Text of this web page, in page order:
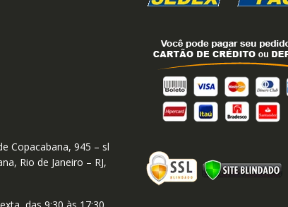
Copacabana, 945 – sl
Rio de Janeiro – RJ,